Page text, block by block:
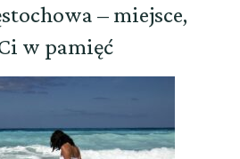
– miejsce,
w pamięć